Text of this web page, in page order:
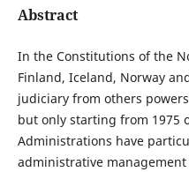
Abstract
In the Constitutions of the
Finland, Iceland, Norway
judiciary from others
but only starting from 1975
Administrations have
administrative